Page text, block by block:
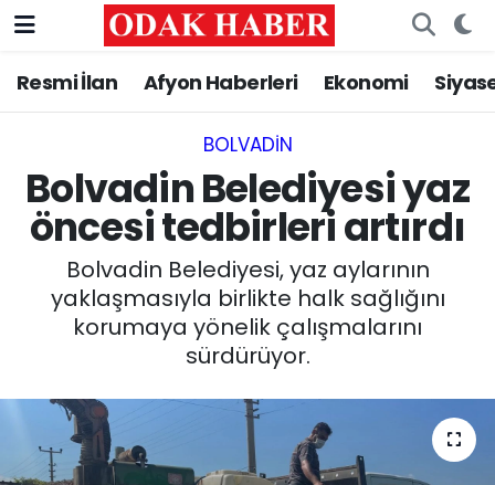
Resmi İlan Afyon Haberleri Ekonomi
BOLVADIN
Bolvadin Belediyesi yaz
öncesi tedbirleri artırdı
Bolvadin Belediyesi, yaz aylarının
yaklaşmasıyla birlikte halk sağlığını
korumaya yönelik çalışmalarını
sürdürüyor.
AFYONKARAHİSAR HABERLERİ
ASAYİŞ
SİYASET
MAGAZİN
SAĞLIK
Nöbetçi Eczaneler
Trafik Durumu
Tüm Manşetler
Son Dakika Haberleri
Haber Arşivi